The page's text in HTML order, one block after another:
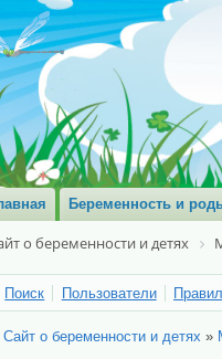
Беременность и
о беременности и детях
Поиск Пользователи
Сайт о беременности и детях »